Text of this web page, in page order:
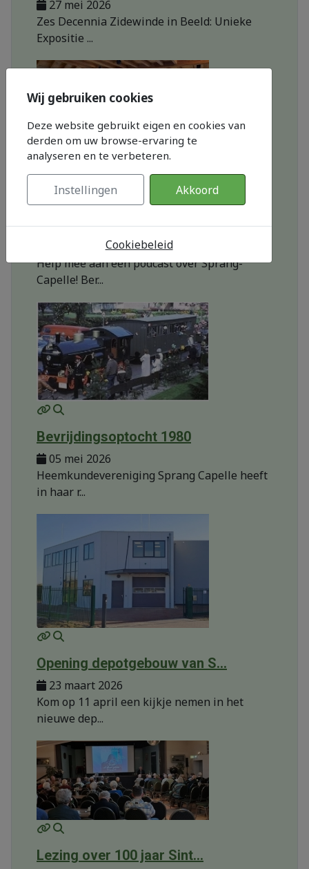
27 mei 2026
Zes Decennia Zidewinde in Beeld: Unieke
Expositie ...
MOD_JTCS_VIEW_ARTICLE_LINK
MOD_JTCS_VIEW_FULL_IMAGE
Podcast over Sprang-Capel...
19 mei 2026
Help mee aan een podcast over Sprang-
Capelle! Ber...
MOD_JTCS_VIEW_ARTICLE_LINK
Bevrijdingsoptocht 1980
05 mei 2026
Heemkundevereniging Sprang Capelle heeft
in haar r...
MOD_JTCS_VIEW_ARTICLE_LINK
Opening depotgebouw van S...
23 maart 2026
Kom op 11 april een kijkje nemen in het
nieuwe dep...
MOD_JTCS_VIEW_ARTICLE_LINK
Lezing over 100 jaar Sint...
Wij gebruiken cookies
Deze website gebruikt eigen en cookies van
derden om uw browse-ervaring te
analyseren en te verbeteren.
Instellingen Akkoord
Cookiebeleid